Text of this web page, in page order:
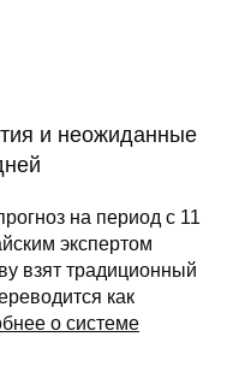
и неожиданные
на период с 11
экспертом
взят традиционный
как
о системе